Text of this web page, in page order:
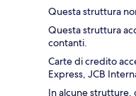
Questa struttura
Questa struttura
contanti.
Carte di credito
Express, JCB
In alcune strutture,